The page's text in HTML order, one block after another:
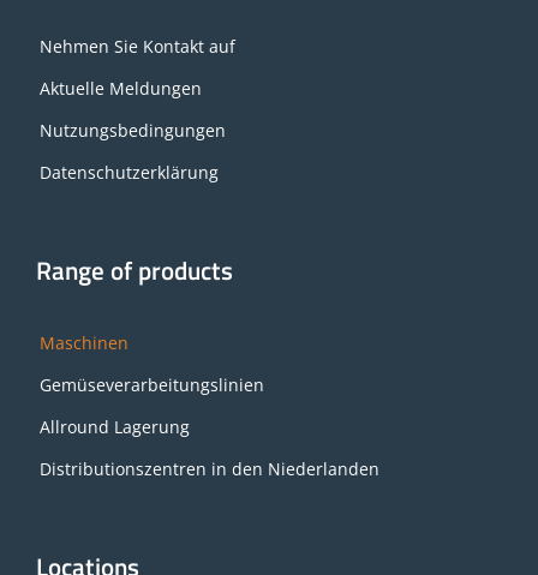
Nehmen Sie Kontakt auf
Aktuelle Meldungen
Nutzungsbedingungen
Datenschutzerklärung
Range of products
Maschinen
Gemüseverarbeitungslinien
Allround Lagerung
Distributionszentren in den Niederlanden
Locations